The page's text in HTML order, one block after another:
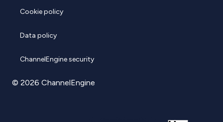
Cookie policy
Data policy
ChannelEngine security
© 2026 ChannelEngine